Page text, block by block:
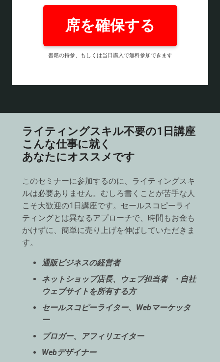
席を確保する
書籍の持参、もしくは当日購入で無料参加できます
ライティングスキル不要の1日講座
こんな仕事に就く
あなたにオススメです
このセミナーに参加するのに、ライティングスキ
ルは必要ありません。むしろ書くことが苦手な人
こそ大歓迎の1日講座です。セールスコピーライ
ティングとは異なるアプローチで、時間もお金も
かけずに、簡単に売り上げを伸ばしていただきま
す。
通販ビジネスの経営者
ネットショップ店長、ウェブ担当者 ・自社
ウェブサイトを所有する方
セールスコピーライター、Webマーケッタ
ー
ブロガー、アフィリエイター
Webデザイナー